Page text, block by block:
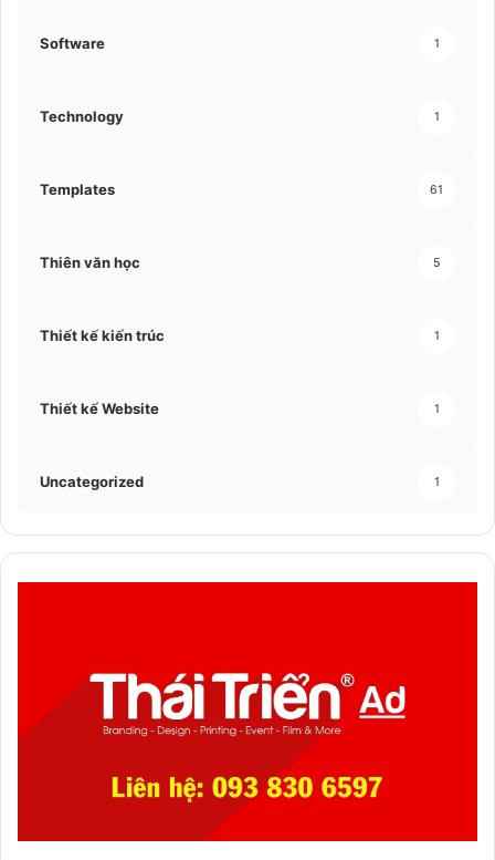
Software 1
Technology 1
Templates 61
Thiên văn học 5
Thiết kế kiến trúc 1
Thiết kế Website 1
Uncategorized 1